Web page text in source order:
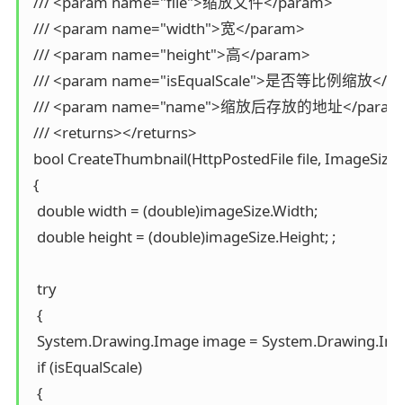
/// <param name="width">宽</param>
/// <param name="height">高</param>
/// <param name="isEqualScale">是否等比例缩放</
/// <param name="name">缩放后存放的地址</
/// <returns></returns>
bool CreateThumbnail(HttpPostedFile file,
{
  double width = (double)imageSize.Width;
  double height = (double)imageSize.Height; ;
  try
  {
System.Drawing.Image image =
  if (isEqualScale)
  {